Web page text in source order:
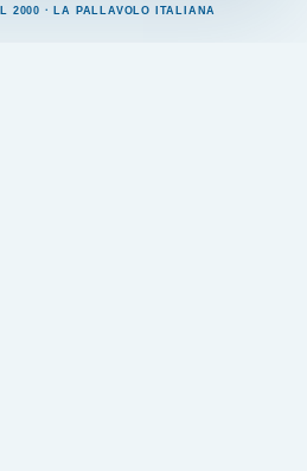
2000 · LA PALLAVOLO ITALIANA